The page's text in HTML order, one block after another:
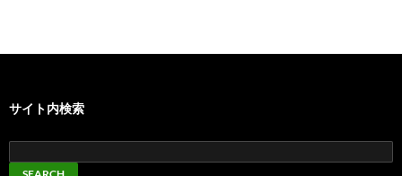
サイト内検索